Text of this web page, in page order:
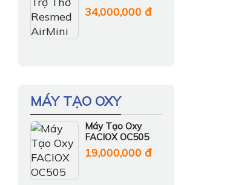
34,000,000 đ
MÁY TẠO OXY
Máy Tạo Oxy
FACIOX OC505
19,000,000 đ